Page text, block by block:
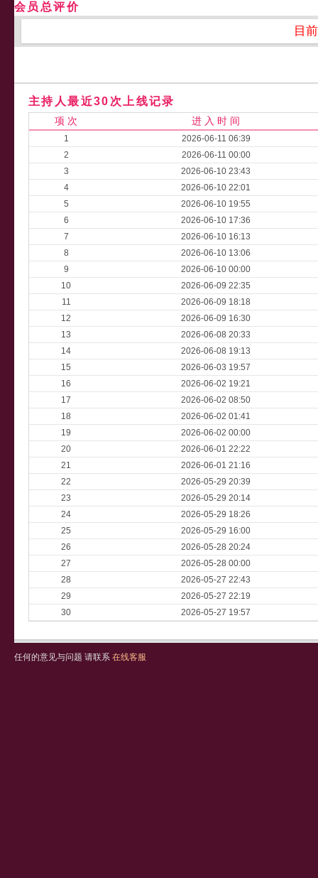
会员总评价
目
主持人最近30次上线记录
项 次 进 入 时 间
1
2026-06-11 06:39
2
2026-06-11 00:00
3
2026-06-10 23:43
4
2026-06-10 22:01
5
2026-06-10 19:55
6
2026-06-10 17:36
7
2026-06-10 16:13
8
2026-06-10 13:06
9
2026-06-10 00:00
10
2026-06-09 22:35
11
2026-06-09 18:18
12
2026-06-09 16:30
13
2026-06-08 20:33
14
2026-06-08 19:13
15
2026-06-03 19:57
16
2026-06-02 19:21
17
2026-06-02 08:50
18
2026-06-02 01:41
19
2026-06-02 00:00
20
2026-06-01 22:22
21
2026-06-01 21:16
22
2026-05-29 20:39
23
2026-05-29 20:14
24
2026-05-29 18:26
25
2026-05-29 16:00
26
2026-05-28 20:24
27
2026-05-28 00:00
28
2026-05-27 22:43
29
2026-05-27 22:19
30
2026-05-27 19:57
任何的意见与问题 请联系 在线客服